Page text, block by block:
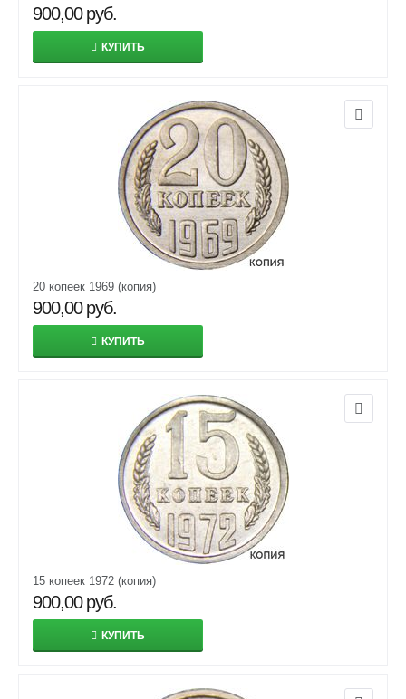
900,00 руб.
КУПИТЬ
20 копеек 1969 (копия)
900,00 руб.
КУПИТЬ
15 копеек 1972 (копия)
900,00 руб.
КУПИТЬ